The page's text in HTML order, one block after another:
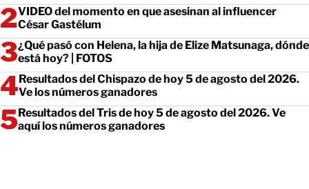
VIDEO del momento en que asesinan al influencer
César Gastélum
¿Qué pasó con Helena, la hija de Elize Matsunaga, dónde
está hoy? | FOTOS
Resultados del Chispazo de hoy 5 de agosto del 2026.
Ve los números ganadores
Resultados del Tris de hoy 5 de agosto del 2026. Ve
aquí los números ganadores